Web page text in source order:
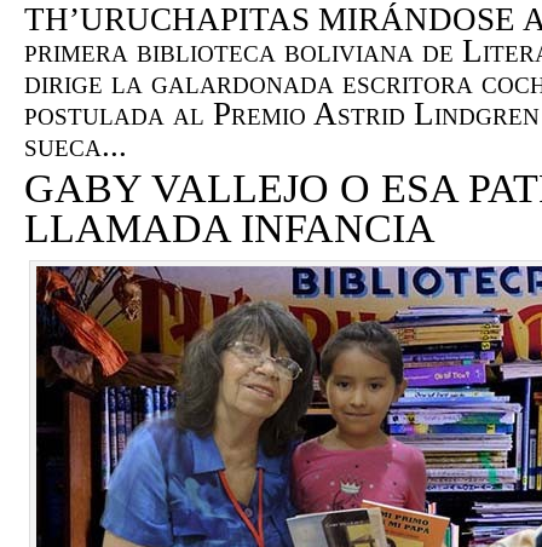
TH’URUCHAPITAS MIRÁNDOSE
primera biblioteca boliviana de
dirige la galardonada escritora
postulada al Premio Astrid Lindgren
sueca...
GABY VALLEJO O ESA
LLAMADA INFANCIA